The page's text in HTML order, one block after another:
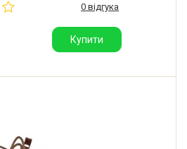
0 відгука
Купити